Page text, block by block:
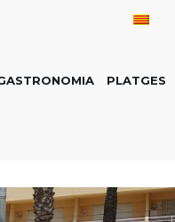
PLATGES